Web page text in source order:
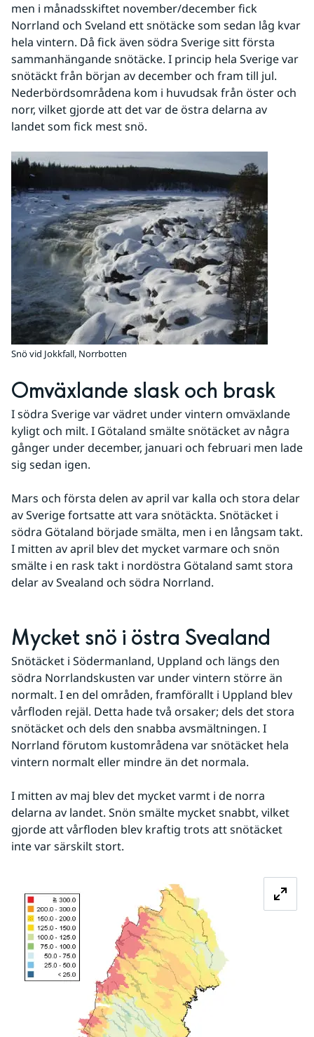
men i månadsskiftet november/december fick
Norrland och Sveland ett snötäcke som sedan låg kvar
hela vintern. Då fick även södra Sverige sitt första
sammanhängande snötäcke. I princip hela Sverige var
snötäckt från början av december och fram till jul.
Nederbördsområdena kom i huvudsak från öster och
norr, vilket gjorde att det var de östra delarna av
landet som fick mest snö.
Snö vid Jokkfall, Norrbotten
Omväxlande slask och brask
I södra Sverige var vädret under vintern omväxlande
kyligt och milt. I Götaland smälte snötäcket av några
gånger under december, januari och februari men lade
sig sedan igen.
Mars och första delen av april var kalla och stora delar
av Sverige fortsatte att vara snötäckta. Snötäcket i
södra Götaland började smälta, men i en långsam takt.
I mitten av april blev det mycket varmare och snön
smälte i en rask takt i nordöstra Götaland samt stora
delar av Svealand och södra Norrland.
Mycket snö i östra Svealand
Snötäcket i Södermanland, Uppland och längs den
södra Norrlandskusten var under vintern större än
normalt. I en del områden, framförallt i Uppland blev
vårfloden rejäl. Detta hade två orsaker; dels det stora
snötäcket och dels den snabba avsmältningen. I
Norrland förutom kustområdena var snötäcket hela
vintern normalt eller mindre än det normala.
I mitten av maj blev det mycket varmt i de norra
delarna av landet. Snön smälte mycket snabbt, vilket
gjorde att vårfloden blev kraftig trots att snötäcket
inte var särskilt stort.